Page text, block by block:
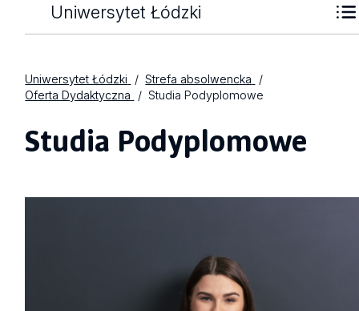
Uniwersytet Łódzki
Uniwersytet Łódzki
Strefa absolwencka
Oferta Dydaktyczna
Studia Podyplomowe
Studia Podyplomowe